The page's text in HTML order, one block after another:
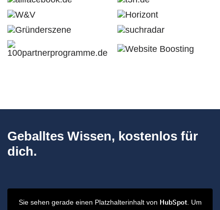
Geballtes Wissen, kostenlos für
dich.
Sie sehen gerade einen Platzhalterinhalt von HubSpot. Um